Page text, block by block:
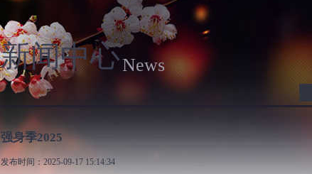
历史版本
新闻中心News
强身季2025
发布时间：2025-09-17 15:14:34